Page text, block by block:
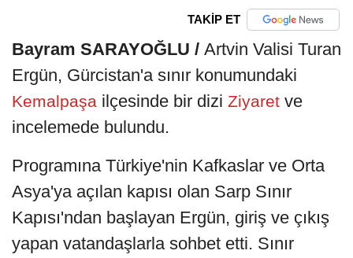
TAKİP ET
Bayram SARAYOĞLU / Artvin Valisi Turan
Ergün, Gürcistan'a sınır konumundaki
Kemalpaşa ilçesinde bir dizi Ziyaret ve
incelemede bulundu.
Programına Türkiye'nin Kafkaslar ve Orta
Asya'ya açılan kapısı olan Sarp Sınır
Kapısı'ndan başlayan Ergün, giriş ve çıkış
yapan vatandaşlarla sohbet etti. Sınır